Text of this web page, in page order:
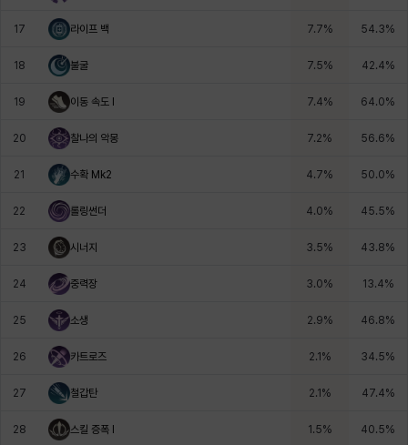
17 라이프 백 7.7% 54.3%
18 불굴 7.5% 42.4%
19 이동 속도 I 7.4% 64.0%
20 찰나의 악몽 7.2% 56.6%
21 수확 Mk2 4.7% 50.0%
22 롤링썬더 4.0% 45.5%
23 시너지 3.5% 43.8%
24 중력장 3.0% 13.4%
25 소생 2.9% 46.8%
26 카트로즈 2.1% 34.5%
27 철갑탄 2.1% 47.4%
28 스킬 증폭 I 1.5% 40.5%